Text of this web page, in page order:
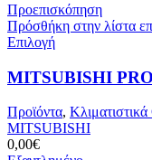
Προεπισκόπηση
Πρόσθήκη στην λίστα
ΕπιλογήΑυτό
προϊόν
έχει
πολλαπλές
παραλλαγές.
Οι
επιλογές
MITSUBISHI
Προϊόντα,
MITSUBISHI
0,00€